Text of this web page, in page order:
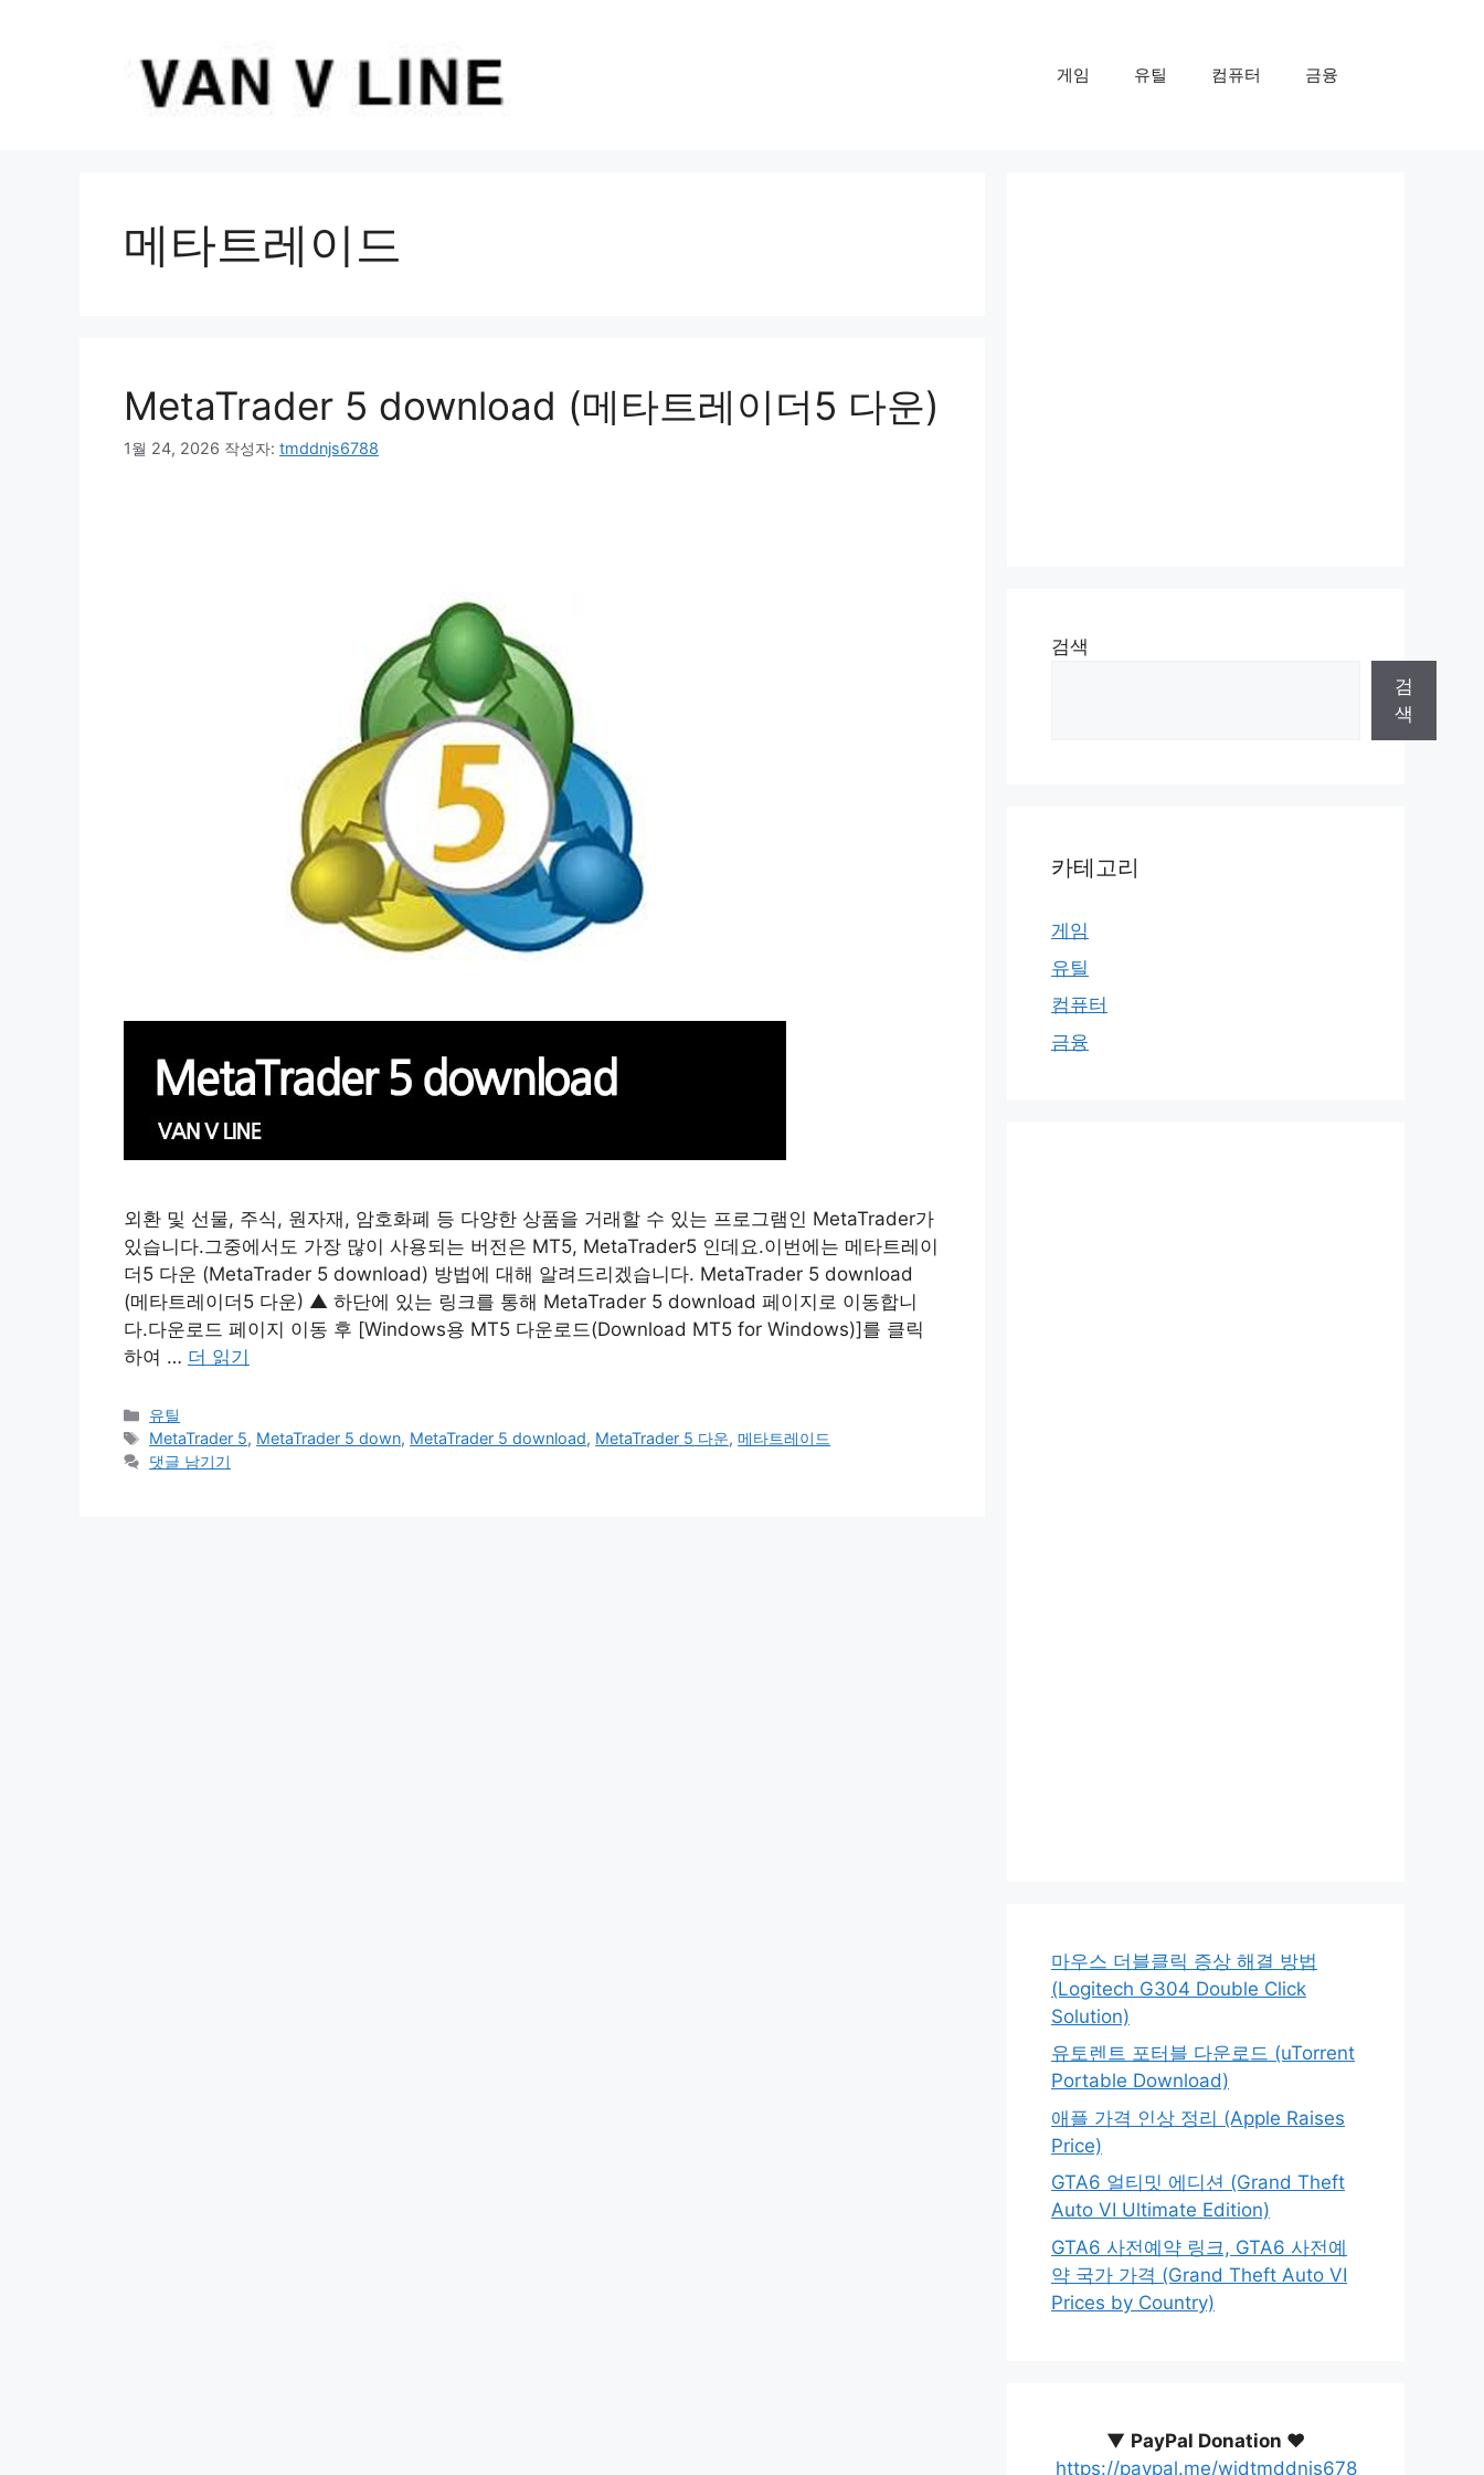
게임 유틸 컴퓨터 금융
메타트레이드
MetaTrader 5 download (메타트레이더5 다운)
1월 24, 2026 작성자: tmddnjs6788
외환 및 선물, 주식, 원자재, 암호화폐 등 다양한 상품을 거래할 수 있는 프로그램인 MetaTrader가
있습니다.그중에서도 가장 많이 사용되는 버전은 MT5, MetaTrader5 인데요.이번에는 메타트레이
더5 다운 (MetaTrader 5 download) 방법에 대해 알려드리겠습니다. MetaTrader 5 download
(메타트레이더5 다운) ▲ 하단에 있는 링크를 통해 MetaTrader 5 download 페이지로 이동합니
다.다운로드 페이지 이동 후 [Windows용 MT5 다운로드(Download MT5 for Windows)]를 클릭
하여 … 더 읽기
카
테
고
유틸
태
그
MetaTrader 5, MetaTrader 5 down, MetaTrader 5 download, MetaTrader 5 다운,메타트레이드
댓글 남기기
검색
검
색
카테고리
게임
유틸
컴퓨터
금융
마우스 더블클릭 증상 해결 방법
(Logitech G304 Double Click
Solution)
유토렌트 포터블 다운로드 (uTorrent
Portable Download)
애플 가격 인상 정리 (Apple Raises
Price)
GTA6 얼티밋 에디션 (Grand Theft
Auto VI Ultimate Edition)
GTA6 사전예약 링크, GTA6 사전예
약 국가 가격 (Grand Theft Auto VI
Prices by Country)
▼ PayPal Donation ♥️
https://paypal.me/wjdtmddnjs678